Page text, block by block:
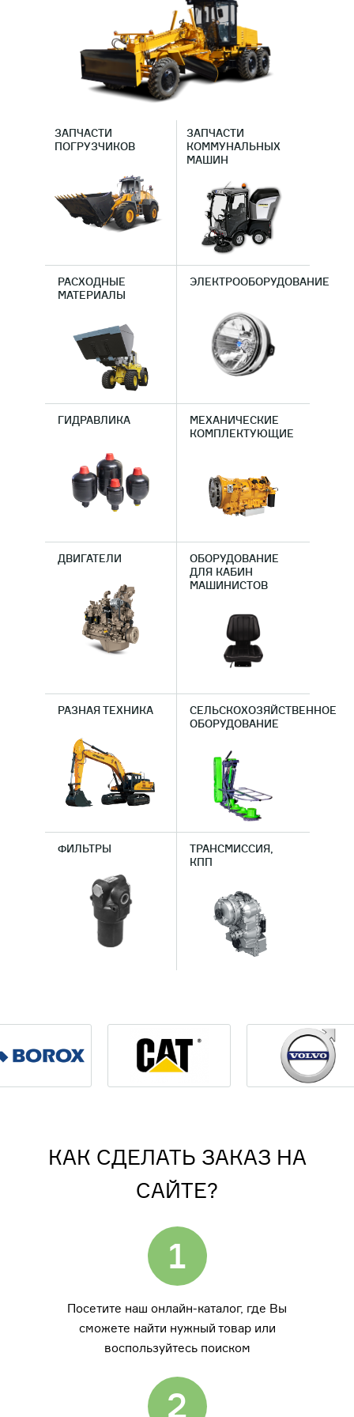
ОБОРУДОВАНИЕ ДЛЯ КАБИН
МАШИНИСТОВ
СЕЛЬСКОХОЗЯЙСТВЕННОЕ
ФИЛЬТРЫ
ЗАПЧАСТИ
ПОГРУЗЧИКОВ
ЗАПЧАСТИ
КОММУНАЛЬНЫХ
МАШИН
РАСХОДНЫЕ
МАТЕРИАЛЫ
ЭЛЕКТРООБОРУДОВАНИЕ
ГИДРАВЛИКА
МЕХАНИЧЕСКИЕ
КОМПЛЕКТУЮЩИЕ
ДВИГАТЕЛИ
ОБОРУДОВАНИЕ
ДЛЯ КАБИН
МАШИНИСТОВ
РАЗНАЯ ТЕХНИКА
СЕЛЬСКОХОЗЯЙСТВЕННОЕ
ОБОРУДОВАНИЕ
ФИЛЬТРЫ
ТРАНСМИССИЯ,
КПП
КАК СДЕЛАТЬ ЗАКАЗ НА
САЙТЕ?
1
Посетите наш онлайн-каталог, где Вы
сможете найти нужный товар или
воспользуйтесь поиском
2